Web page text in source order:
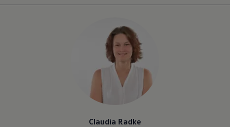
Claudia Radke